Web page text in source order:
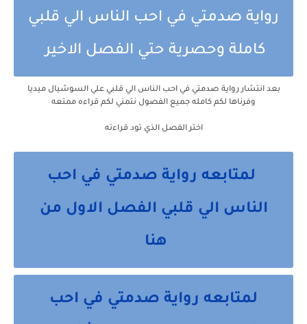
رواية صدمتي في احب الناس الي قلبي
كاملة وحصرية حتي الفصل الاخير
بعد انتشار رواية صدمتي في احب الناس الي قلبي علي السوشيال ميديا
وفرناها لكم كامله جميع الفصول نتمني لكم قراءه ممتعه
اختر الفصل الذي تود قراءته
لمتابعه رواية صدمتي في احب
الناس الي قلبي الفصل الاول من
هنا
لمتابعه رواية صدمتي في احب